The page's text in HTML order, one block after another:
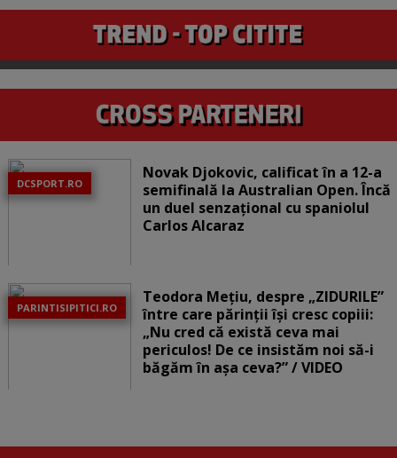
DCSPORT.RO
Novak Djokovic, calificat în a 12-a
semifinală la Australian Open. Încă
un duel senzațional cu spaniolul
Carlos Alcaraz
PARINTISIPITICI.RO
Teodora Mețiu, despre „ZIDURILE”
între care părinții își cresc copiii:
„Nu cred că există ceva mai
periculos! De ce insistăm noi să-i
băgăm în așa ceva?” / VIDEO